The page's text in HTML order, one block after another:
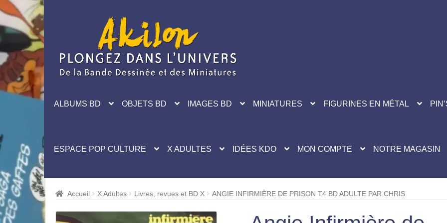
navigation
ALBUMS BD OBJETS BD IMAGES BD MINIATURES FIGURINES EN MÉTAL
ESPACE POP CULTURE X ADULTES IDÉES KDO MON COMPTE NOTRE MAGASIN
Accueil X Adultes Livres, revues et BD X ANGIE INFIRMIÈRE DE PRISON T4 BD ADULTE PAR CHRIS